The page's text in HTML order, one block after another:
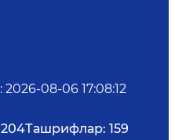
: 2026-08-06 17:08:12
204Ташрифлар: 159